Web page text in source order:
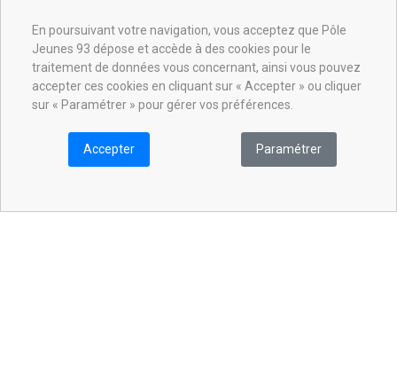
INSCRIPTION NEWSLETTER
Inscrivez-vous à la newsletter pour être informé des événements
et actualités de notre site.
Inscription
En poursuivant votre navigation, vous acceptez que Pôle
Jeunes 93 dépose et accède à des cookies pour le
traitement de données vous concernant, ainsi vous pouvez
accepter ces cookies en cliquant sur « Accepter » ou cliquer
sur « Paramétrer » pour gérer vos préférences.
Accepter Paramétrer